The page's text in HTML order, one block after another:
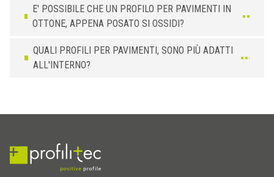
E' POSSIBILE CHE UN PROFILO PER PAVIMENTI IN
OTTONE, APPENA POSATO SI OSSIDI?
QUALI PROFILI PER PAVIMENTI, SONO PIÙ ADATTI
ALL'INTERNO?